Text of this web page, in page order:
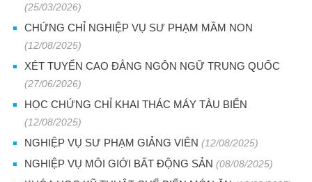
(25/03/2026)
CHỨNG CHỈ NGHIỆP VỤ SƯ PHẠM MẦM NON
(12/08/2025)
XÉT TUYỂN CAO ĐẲNG NGÔN NGỮ TRUNG QUỐC
(27/06/2026)
HỌC CHỨNG CHỈ KHAI THÁC MÁY TÀU BIỂN
(12/08/2025)
NGHIỆP VỤ SƯ PHẠM GIẢNG VIÊN (12/08/2025)
NGHIỆP VỤ MÔI GIỚI BẤT ĐỘNG SẢN (08/08/2025)